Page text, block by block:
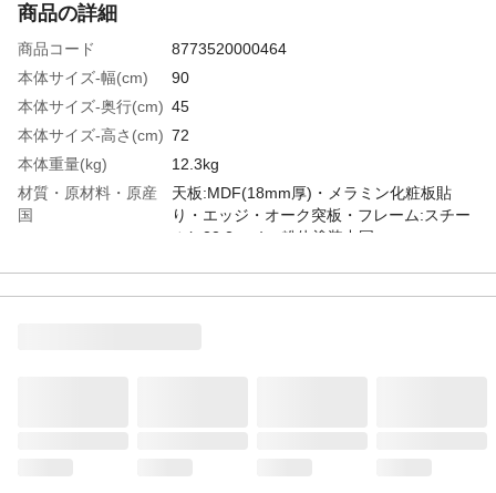
商品の詳細
商品コード
8773520000464
本体サイズ-幅(cm)
90
本体サイズ-奥行(cm) 45
本体サイズ-高さ(cm) 72
本体重量(kg)
12.3kg
材質・原材料・原産
国
天板:MDF(18mm厚)・メラミン化粧板貼
り・エッジ・オーク突板・フレーム:スチー
ル(φ22.2mm)・粉体塗装中国